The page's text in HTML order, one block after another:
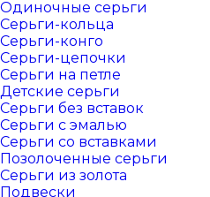
Одиночные серьги
Серьги-кольца
Серьги-конго
Серьги-цепочки
Серьги на петле
Детские серьги
Серьги без вставок
Серьги с эмалью
Серьги со вставками
Позолоченные серьги
Серьги из золота
Подвески